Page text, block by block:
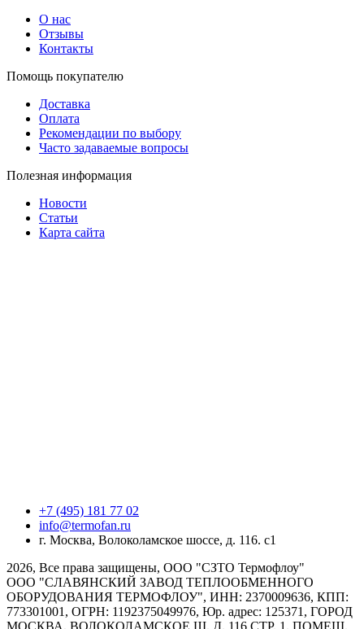
О нас
Отзывы
Контакты
Помощь покупателю
Доставка
Оплата
Рекомендации по выбору
Часто задаваемые вопросы
Полезная информация
Новости
Статьи
Карта сайта
+7 (495) 181 77 02
info@termofan.ru
г. Москва, Волоколамское шоссе, д. 116. с1
2026, Все права защищены, ООО "СЗТО Термофлоу"
ООО "СЛАВЯНСКИЙ ЗАВОД ТЕПЛООБМЕННОГО
ОБОРУДОВАНИЯ ТЕРМОФЛОУ", ИНН: 2370009636, КПП:
773301001, ОГРН: 1192375049976, Юр. адрес: 125371, ГОРОД